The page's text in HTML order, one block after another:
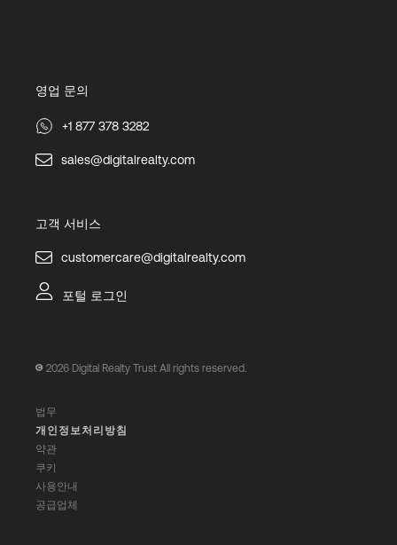
영업 문의
+1 877 378 3282
sales@digitalrealty.com
고객 서비스
customercare@digitalrealty.com
포털 로그인
2026 Digital Realty Trust All rights reserved.
법무
개인정보처리방침
약관
쿠키
사용안내
공급업체